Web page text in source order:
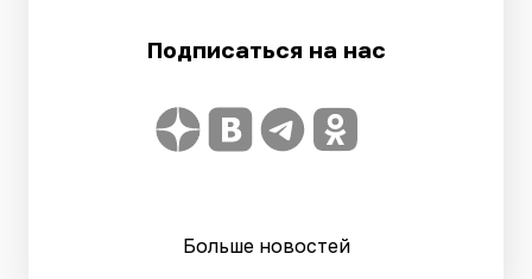
Подписаться на нас
Больше новостей